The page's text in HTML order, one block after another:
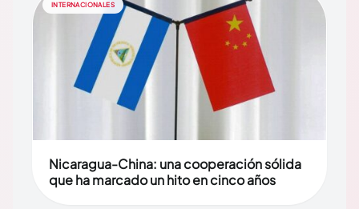
INTERNACIONALES
Nicaragua-China: una cooperación sólida
que ha marcado un hito en cinco años